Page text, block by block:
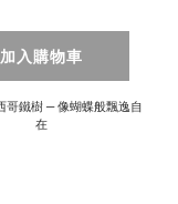
加入購物車